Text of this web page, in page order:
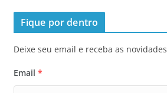
Fique por dentro
Deixe seu email e receba as novidades
Email *